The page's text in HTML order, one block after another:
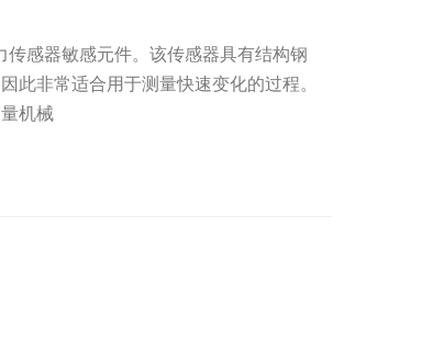
感器敏感元件。该传感器具有结构钢
此非常适合用于测量快速变化的过程。
机械